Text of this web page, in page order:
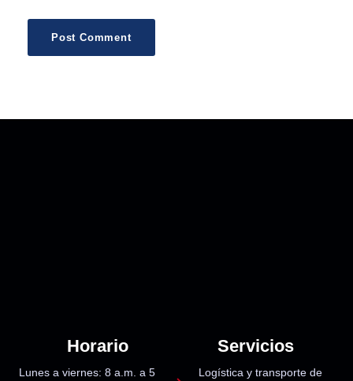
Horario
Lunes a viernes: 8 a.m. a 5
Servicios
Logística y transporte de